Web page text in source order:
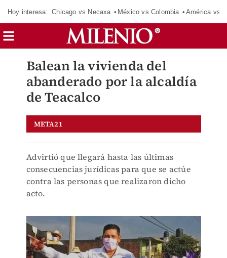
Hoy interesa: Chicago vs Necaxa México vs Colombia América vs
Balean la vivienda del
abanderado por la alcaldía
de Teacalco
META21
Advirtió que llegará hasta las últimas
consecuencias jurídicas para que se actúe
contra las personas que realizaron dicho
acto.